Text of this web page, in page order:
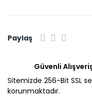
Paylaş
Güvenli
Sitemizde 256-Bit SSL
korunmaktadır.